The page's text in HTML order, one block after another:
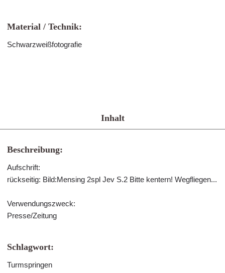
Material / Technik:
Schwarzweißfotografie
Inhalt
Beschreibung:
Aufschrift:
rückseitig: Bild:Mensing 2spl Jev S.2 Bitte kentern! Wegfliegen...
Verwendungszweck:
Presse/Zeitung
Schlagwort:
Turmspringen